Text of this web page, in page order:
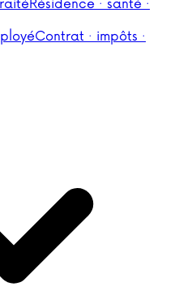
Résidence · santé ·
Contrat · impôts ·